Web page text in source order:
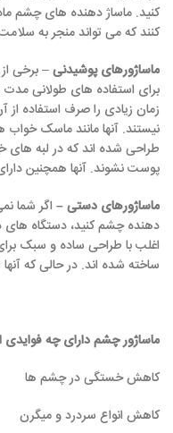
کنید. ماساژ دهنده های چشم
کنند که می تواند منجر به
ماساژورهای پوشیدنی– برخی
برای استفاده های طولانی مدت
زمان زیادی را صرف استفاده از
نیستند. آنها مانند ماسک خواب
طراحی شده اند که در لبه های
پوست نشوند. آنها همچنین
ماساژورهای دستی – اگر شما
دهنده چشم کنید، دستگاه های
اغلب با طراحی ساده و سبک
ساخته شده اند. در حالی که آنها
ماساژور چشم دارای چه
کاهش خستگی در چشم ها
کاهش انواع سردرد و میگرن